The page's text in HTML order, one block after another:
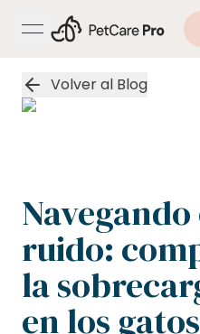
open navigation
Volver al Blog
ruido:
la
en los gatos